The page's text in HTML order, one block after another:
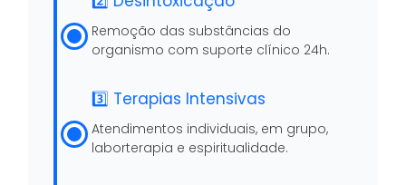
Remoção das substâncias do
organismo com suporte clínico 24h.
3️⃣ Terapias Intensivas
Atendimentos individuais, em grupo,
laborterapia e espiritualidade.